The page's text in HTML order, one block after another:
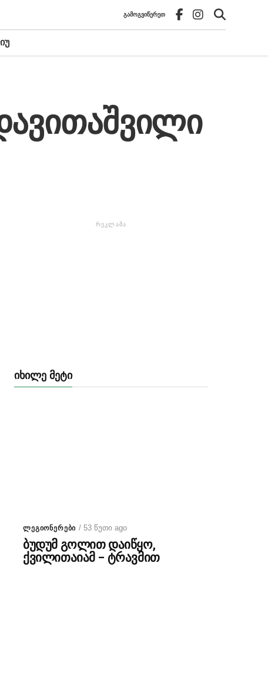
ᲒᲐᲛᲝᲒᲕᲘᲬᲔᲠᲔᲗ
ᲠᲔᲙᲚᲐᲛᲐ
ᲘᲮᲘᲚᲔ ᲛᲔᲢᲘ
ᲚᲔᲒᲘᲝᲜᲔᲠᲔᲑᲘ / 53 წუთი ago
ბუდუმ გოლით დაიწყო,
ქვილითაიამ – ტრავმით